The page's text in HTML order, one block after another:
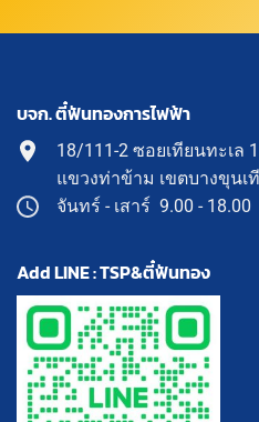
บจก. ตี๋ฟันทองการไฟฟ้า
18/111-2 ซอยเทียนทะเล
แขวงท่าข้าม เขตบางขุนเ
จันทร์ - เสาร์ 9.00 - 18.00
Add LINE : TSP&ตี๋ฟันทอง